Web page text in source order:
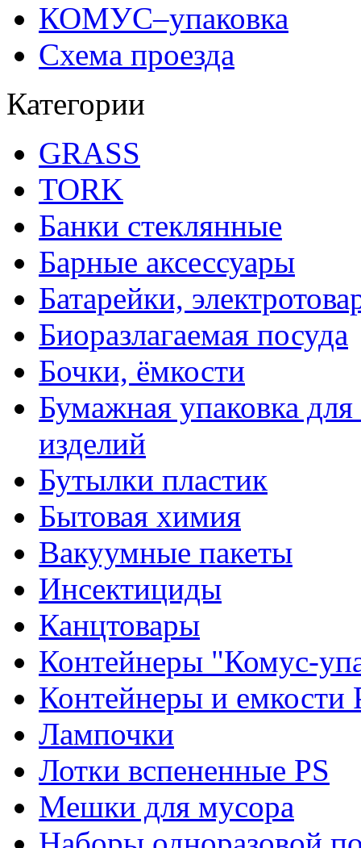
КОМУС–упаковка
Схема проезда
Категории
GRASS
TORK
Банки стеклянные
Барные аксессуары
Батарейки,
Биоразлагаемая посуда
Бочки, ёмкости
Бумажная упаковка
изделий
Бутылки пластик
Бытовая химия
Вакуумные пакеты
Инсектициды
Канцтовары
Контейнеры "Комус-
Контейнеры и емкости
Лампочки
Лотки вспененные PS
Мешки для мусора